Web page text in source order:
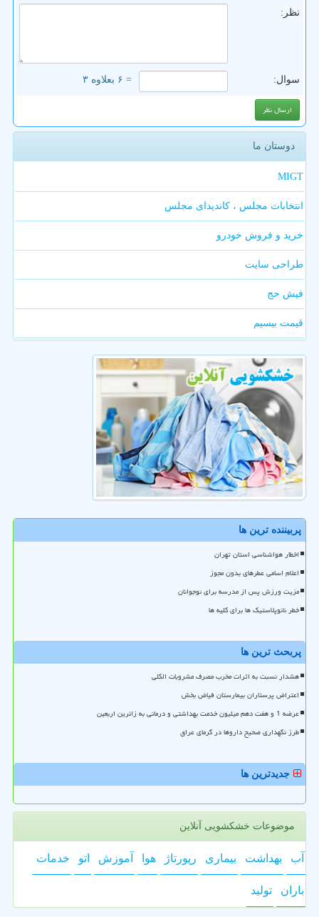
نظر:
سوال: = ۶ بعلاوه ۳
دوستان ما
MIGT
انتخابات مجلس ، کاندیدای مجلس
خرید و فروش خودرو
طراحی سایت
فیش حج
قیمت بیسیم
پربیننده ترین ها
اخطار هواشناسی استان تهران
اعلام اسامی عطرهای بدون مجوز
مزیت ورزش پس از مدرسه برای نوجوانان
خطر نانوپلاستیک ها برای کلیه ها
پربحث ترین ها
هشدار نسبت به اثرات مخرب مصرف مشروبات الکلی
اعتراض پرستاران بیمارستان فیاض بخش
عرضه 1 و هفت دهم میلیون خدمت بهداشتی و درمانی به زائرین اربعین
طرز نگهداری صحیح داروها در گرمای عراق
جدیدترین ها
موضوعات خشکشویی آنلاین
آب بهداشت بیماری رپورتاژ هوا آموزش اتو خدمات
باران تولید